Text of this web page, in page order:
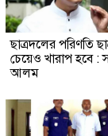
ছাত্রদলের পরিণতি
চেয়েও খারাপ হবে :
আলম